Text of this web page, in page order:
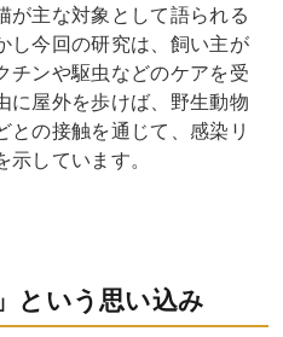
が主な対象として語られる
し今回の研究は、飼い主が
チンや駆虫などのケアを受
に屋外を歩けば、野生動物
との接触を通じて、感染リ
しています。
という思い込み